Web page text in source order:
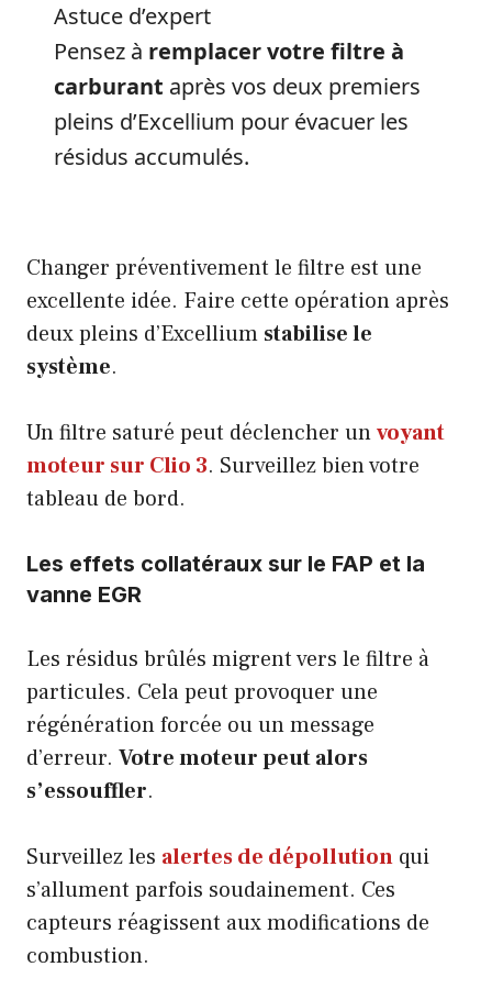
Astuce d’expert
Pensez à remplacer votre filtre à
carburant après vos deux premiers
pleins d’Excellium pour évacuer les
résidus accumulés.
Changer préventivement le filtre est une
excellente idée. Faire cette opération après
deux pleins d’Excellium stabilise le
système.
Un filtre saturé peut déclencher unvoyant
moteur sur Clio 3. Surveillez bien votre
tableau de bord.
Les effets collatéraux sur le FAP et la
vanne EGR
Les résidus brûlés migrent vers le filtre à
particules. Cela peut provoquer une
régénération forcée ou un message
d’erreur. Votre moteur peut alors
s’essouffler.
Surveillez les alertes de dépollution qui
s’allument parfois soudainement. Ces
capteurs réagissent aux modifications de
combustion.